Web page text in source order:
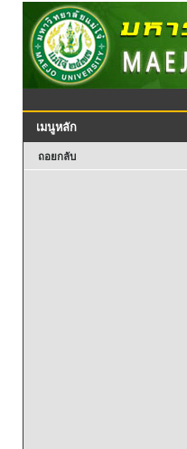
เมนูหลัก
ถอยกลับ